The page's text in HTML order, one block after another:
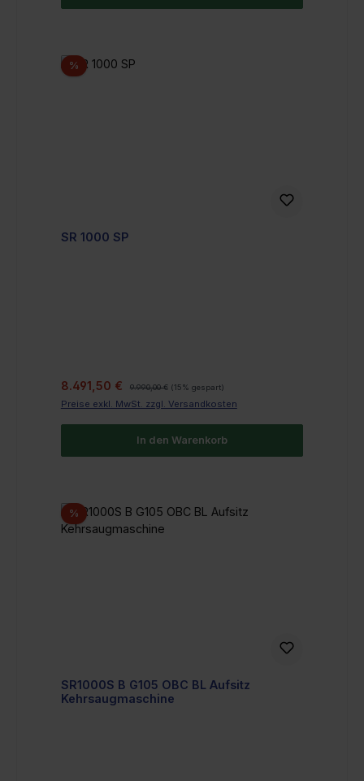
%Rabatt
SR 1000 SP
Verkaufspreis:
8.491,50 € 9.990,00 € (15% gespart)
Preise exkl. MwSt. zzgl. Versandkosten
In den Warenkorb
%Rabatt
SR1000S B G105 OBC BL Aufsitz
Kehrsaugmaschine